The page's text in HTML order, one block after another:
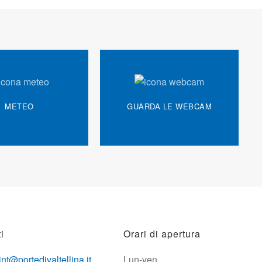
METEO GUARDA LE WEBCAM
Orari di apertura
Lun-ven